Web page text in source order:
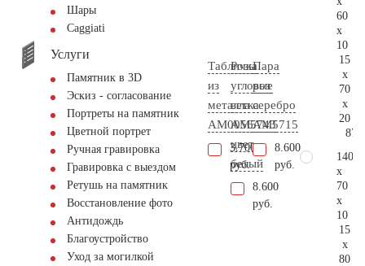
Шары
Сaggiati
Услуги
Памятник в 3D
Эскиз - согласование
Портреты на памятник
Цветной портрет
Ручная гравировка
Гравировка с выездом
Ретушь на памятник
Восстановление фото
Антидождь
Благоустройство
Уход за могилкой
Табличка
из
металла
AM0056
3.700
руб.
Розы
угловые
ветка
AM5743
цвет
белый
8.600
руб.
Пара
роз
серебро
AM5715
8.600
руб.
60
x
10
15
x
70
x
20
140
x
70
x
10
15
x
80